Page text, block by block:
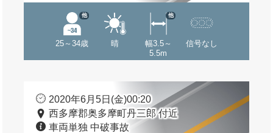
25～34歳
他
晴
幅3.5～
5.5m
他
信号なし
2020年6月5日(金)00:20
西多摩郡奥多摩町丹三郎 付近
車両単独 中破事故